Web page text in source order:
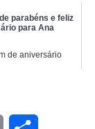
parabéns e feliz
para Ana
de aniversário